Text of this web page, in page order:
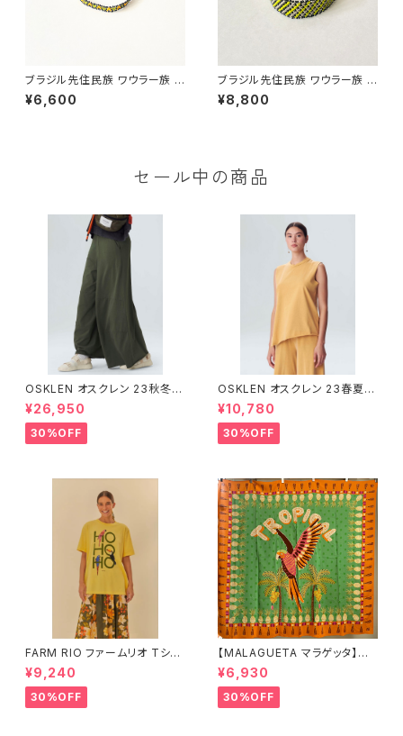
ブラジル先住民族 ワウラー族 ビ
ーズブレスレット 0.5cm幅 内周
16cm
¥6,600
ブラジル先住民族 ワウラー族 ビ
ーズブレスレット 1.5cm幅 内周
15cm
¥8,800
セール中の商品
OSKLEN オスクレン 23秋冬
ボトムス 1045-69665
¥26,950
30%OFF
OSKLEN オスクレン 23春夏 ト
ップス 1027-67292
¥10,780
30%OFF
FARM RIO ファームリオ Tシャ
ツ HOHOHO
¥9,240
30%OFF
【MALAGUETA マラゲッタ】カ
ンガ TROPICAL
¥6,930
30%OFF